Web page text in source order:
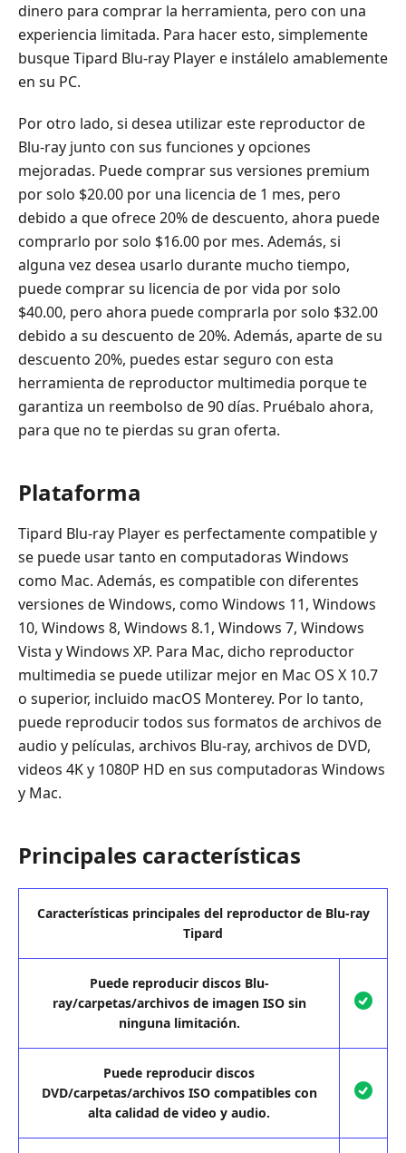
dinero para comprar la herramienta, pero con una
experiencia limitada. Para hacer esto, simplemente
busque Tipard Blu-ray Player e instálelo amablemente
en su PC.
Por otro lado, si desea utilizar este reproductor de
Blu-ray junto con sus funciones y opciones
mejoradas. Puede comprar sus versiones premium
por solo $20.00 por una licencia de 1 mes, pero
debido a que ofrece 20% de descuento, ahora puede
comprarlo por solo $16.00 por mes. Además, si
alguna vez desea usarlo durante mucho tiempo,
puede comprar su licencia de por vida por solo
$40.00, pero ahora puede comprarla por solo $32.00
debido a su descuento de 20%. Además, aparte de su
descuento 20%, puedes estar seguro con esta
herramienta de reproductor multimedia porque te
garantiza un reembolso de 90 días. Pruébalo ahora,
para que no te pierdas su gran oferta.
Plataforma
Tipard Blu-ray Player es perfectamente compatible y
se puede usar tanto en computadoras Windows
como Mac. Además, es compatible con diferentes
versiones de Windows, como Windows 11, Windows
10, Windows 8, Windows 8.1, Windows 7, Windows
Vista y Windows XP. Para Mac, dicho reproductor
multimedia se puede utilizar mejor en Mac OS X 10.7
o superior, incluido macOS Monterey. Por lo tanto,
puede reproducir todos sus formatos de archivos de
audio y películas, archivos Blu-ray, archivos de DVD,
videos 4K y 1080P HD en sus computadoras Windows
y Mac.
Principales características
Características principales del reproductor de Blu-ray
Tipard
Puede reproducir discos Blu-
ray/carpetas/archivos de imagen ISO sin
ninguna limitación.
Puede reproducir discos
DVD/carpetas/archivos ISO compatibles con
alta calidad de video y audio.